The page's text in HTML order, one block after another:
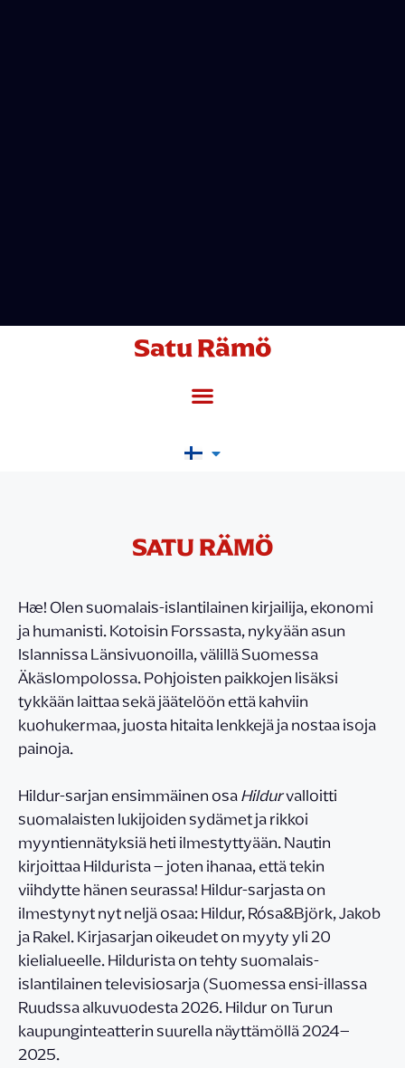
Satu Rämö
SATU RÄMÖ
Hæ! Olen suomalais-islantilainen kirjailija, ekonomi
ja humanisti. Kotoisin Forssasta, nykyään asun
Islannissa Länsivuonoilla, välillä Suomessa
Äkäslompolossa. Pohjoisten paikkojen lisäksi
tykkään laittaa sekä jäätelöön että kahviin
kuohukermaa, juosta hitaita lenkkejä ja nostaa isoja
painoja.
Hildur-sarjan ensimmäinen osaHildurvalloitti
suomalaisten lukijoiden sydämet ja rikkoi
myyntiennätyksiä heti ilmestyttyään. Nautin
kirjoittaa Hildurista – joten ihanaa, että tekin
viihdytte hänen seurassa! Hildur-sarjasta on
ilmestynyt nyt neljä osaa: Hildur, Rósa&Björk, Jakob
ja Rakel. Kirjasarjan oikeudet on myyty yli 20
kielialueelle. Hildurista on tehty suomalais-
islantilainen televisiosarja (Suomessa ensi-illassa
Ruudssa alkuvuodesta 2026. Hildur on Turun
kaupunginteatterin suurella näyttämöllä 2024–
2025.